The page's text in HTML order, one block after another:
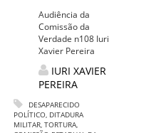
Audiência da
Comissão da
Verdade n108 Iuri
Xavier Pereira
IURI XAVIER
PEREIRA
DESAPARECIDO
POLÍTICO, DITADURA
MILITAR, TORTURA,